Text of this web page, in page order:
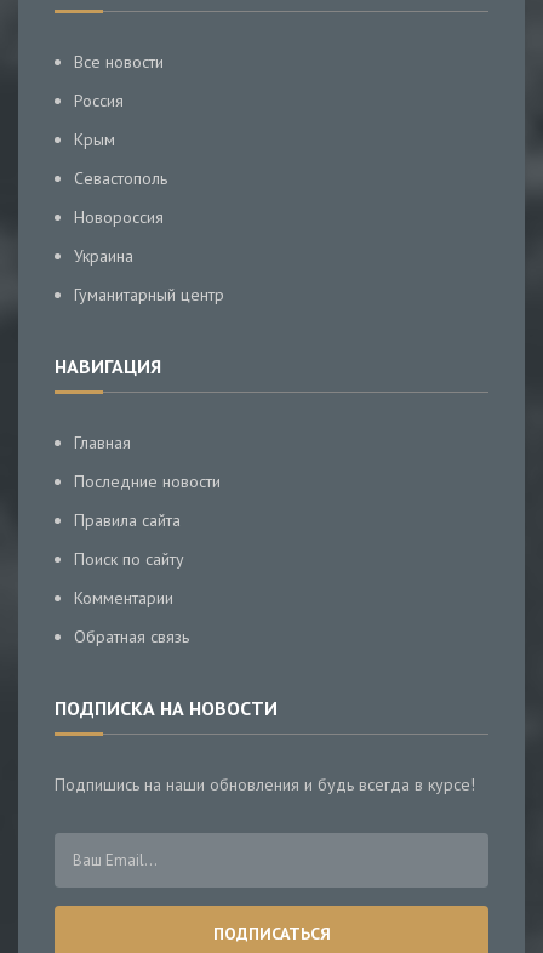
Все новости
Россия
Крым
Севастополь
Новороссия
Украина
Гуманитарный центр
НАВИГАЦИЯ
Главная
Последние новости
Правила сайта
Поиск по сайту
Комментарии
Обратная связь
ПОДПИСКА НА НОВОСТИ
Подпишись на наши обновления и будь всегда в курсе!